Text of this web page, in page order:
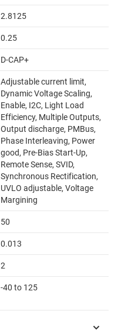
2.8125
0.25
D-CAP+
Adjustable current limit,
Dynamic Voltage Scaling,
Enable, I2C, Light Load
Efficiency, Multiple Outputs,
Output discharge, PMBus,
Phase Interleaving, Power
good, Pre-Bias Start-Up,
Remote Sense, SVID,
Synchronous Rectification,
UVLO adjustable, Voltage
Margining
50
0.013
2
-40 to 125